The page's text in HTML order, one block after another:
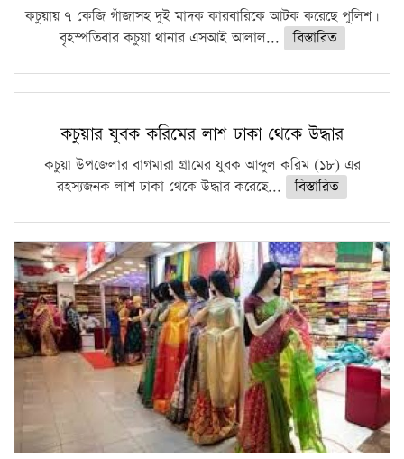
কচুয়ায় ৭ কেজি গাঁজাসহ দুই মাদক কারবারিকে আটক করেছে পুলিশ।
বৃহস্পতিবার কচুয়া থানার এসআই আলাল...
বিস্তারিত
কচুয়ার যুবক করিমের লাশ ঢাকা থেকে উদ্ধার
কচুয়া উপজেলার বাগমারা গ্রামের যুবক আব্দুল করিম (১৮) এর
রহস্যজনক লাশ ঢাকা থেকে উদ্ধার করেছে...
বিস্তারিত